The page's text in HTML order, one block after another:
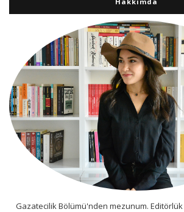
Gazatecilik Bölümü'nden mezunum.